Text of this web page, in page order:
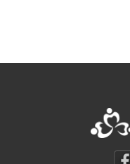
Posts